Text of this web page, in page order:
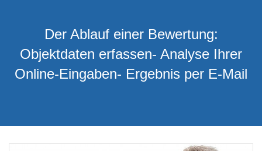
Der Ablauf einer Bewertung:
Objektdaten erfassen- Analyse Ihrer
Online-Eingaben- Ergebnis per E-Mail